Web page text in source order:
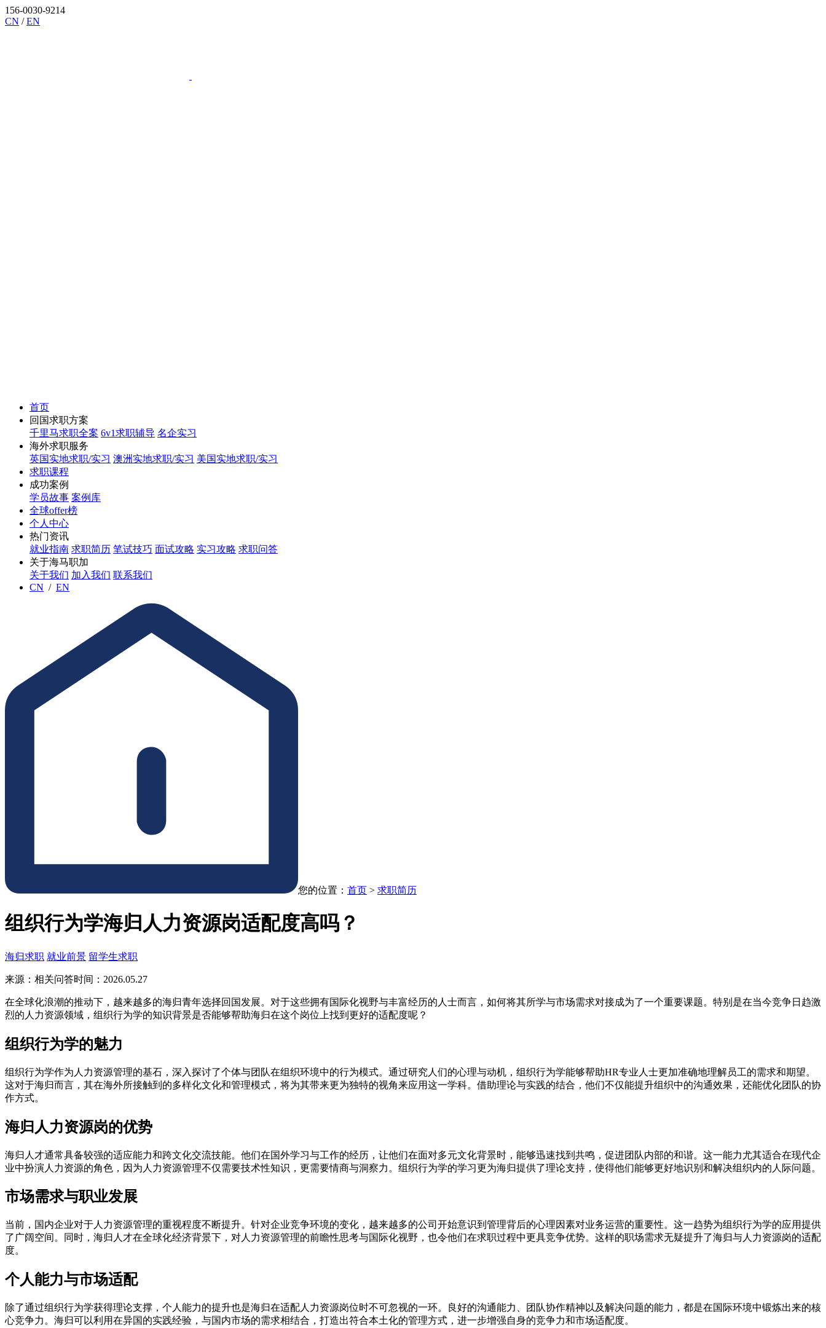
156-0030-9214
CN /EN
首页
回国求职方案
千里马求职全案 6v1求职辅导 名企实习
海外求职服务
英国实地求职/实习 澳洲实地求职/实习 美国实地求职/实习
求职课程
成功案例
学员故事 案例库
全球offer榜
个人中心
热门资讯
就业指南 求职简历 笔试技巧 面试攻略 实习攻略 求职问答
关于海马职加
关于我们 加入我们 联系我们
CN / EN
您的位置： 首页 > 求职简历
组织行为学海归人力资源岗适配度高吗？
海归求职 就业前景 留学生求职
来源：相关问答时间：2026.05.27
在全球化浪潮的推动下，越来越多的海归青年选择回国发展。对于这些拥有国际化视野与丰富经历的人士而言，如何将其所学与市场需求对接成为了一个重要课题。特别是在当今竞争日趋激
烈的人力资源领域，组织行为学的知识背景是否能够帮助海归在这个岗位上找到更好的适配度呢？
组织行为学的魅力
组织行为学作为人力资源管理的基石，深入探讨了个体与团队在组织环境中的行为模式。通过研究人们的心理与动机，组织行为学能够帮助HR专业人士更加准确地理解员工的需求和期望。
这对于海归而言，其在海外所接触到的多样化文化和管理模式，将为其带来更为独特的视角来应用这一学科。借助理论与实践的结合，他们不仅能提升组织中的沟通效果，还能优化团队的协
作方式。
海归人力资源岗的优势
海归人才通常具备较强的适应能力和跨文化交流技能。他们在国外学习与工作的经历，让他们在面对多元文化背景时，能够迅速找到共鸣，促进团队内部的和谐。这一能力尤其适合在现代企
业中扮演人力资源的角色，因为人力资源管理不仅需要技术性知识，更需要情商与洞察力。组织行为学的学习更为海归提供了理论支持，使得他们能够更好地识别和解决组织内的人际问题。
市场需求与职业发展
当前，国内企业对于人力资源管理的重视程度不断提升。针对企业竞争环境的变化，越来越多的公司开始意识到管理背后的心理因素对业务运营的重要性。这一趋势为组织行为学的应用提供
了广阔空间。同时，海归人才在全球化经济背景下，对人力资源管理的前瞻性思考与国际化视野，也令他们在求职过程中更具竞争优势。这样的职场需求无疑提升了海归与人力资源岗的适配
度。
个人能力与市场适配
除了通过组织行为学获得理论支撑，个人能力的提升也是海归在适配人力资源岗位时不可忽视的一环。良好的沟通能力、团队协作精神以及解决问题的能力，都是在国际环境中锻炼出来的核
心竞争力。海归可以利用在异国的实践经验，与国内市场的需求相结合，打造出符合本土化的管理方式，进一步增强自身的竞争力和市场适配度。